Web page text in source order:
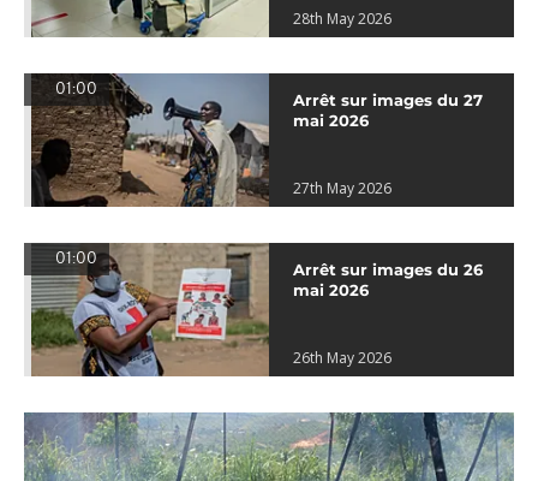
28th May 2026
01:00
Arrêt sur images du 27
mai 2026
27th May 2026
01:00
Arrêt sur images du 26
mai 2026
26th May 2026